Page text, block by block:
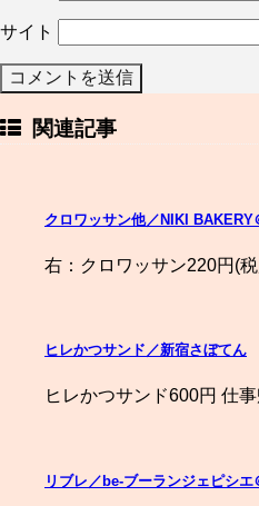
サイト
関連記事
クロワッサン他／NIKI BAKERY
右：クロワッサン220円(
ヒレかつサンド／新宿さぼてん
ヒレかつサンド600円 仕
リブレ／be-ブーランジェピシ